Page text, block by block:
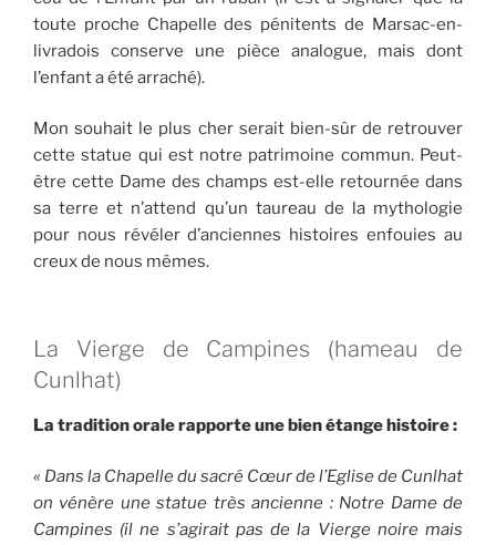
toute proche Chapelle des pénitents de Marsac-en-
livradois conserve une pièce analogue, mais dont
l’enfant a été arraché).
Mon souhait le plus cher serait bien-sûr de retrouver
cette statue qui est notre patrimoine commun. Peut-
être cette Dame des champs est-elle retournée dans
sa terre et n’attend qu’un taureau de la mythologie
pour nous révéler d’anciennes histoires enfouies au
creux de nous mêmes.
La Vierge de Campines (hameau de
Cunlhat)
La tradition orale rapporte une bien étange histoire :
« Dans la Chapelle du sacré Cœur de l’Eglise de Cunlhat
on vénère une statue très ancienne : Notre Dame de
Campines (il ne s’agirait pas de la Vierge noire mais